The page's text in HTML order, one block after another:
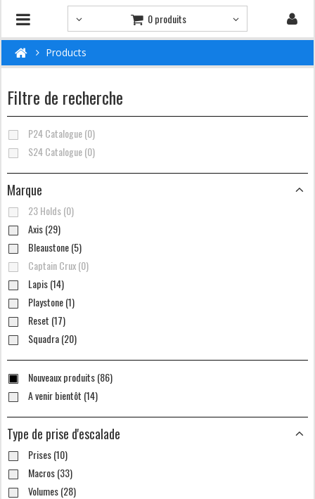
0 produits
Products
Filtre de recherche
P24 Catalogue (0)
S24 Catalogue (0)
Marque
23 Holds (0)
Axis (29)
Bleaustone (5)
Captain Crux (0)
Lapis (14)
Playstone (1)
Reset (17)
Squadra (20)
Nouveaux produits (86)
A venir bientôt (14)
Type de prise d'escalade
Prises (10)
Macros (33)
Volumes (28)